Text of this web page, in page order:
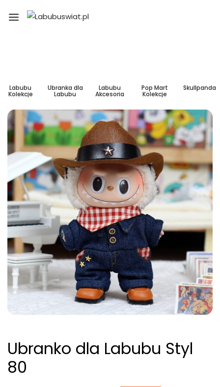
Labubu
Kolekcje
Ubranka dla
Labubu
Labubu
Akcesoria
Pop Mart
Kolekcje
Skullpanda
Ubranko dla Labubu Styl
80